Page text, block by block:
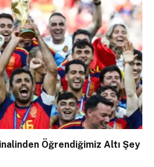
Öğrendiğimiz Altı Şey